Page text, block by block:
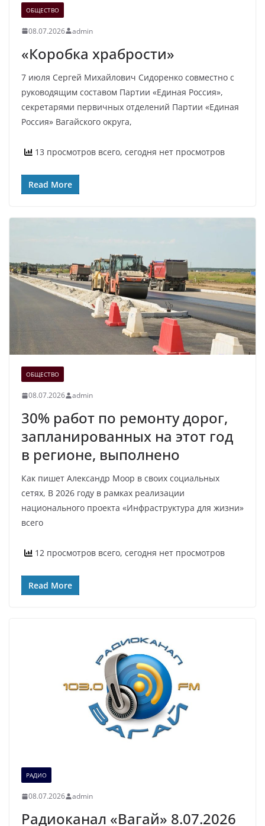
ОБЩЕСТВО
08.07.2026 admin
«Коробка храбрости»
7 июля Сергей Михайлович Сидоренко совместно с
руководящим составом Партии «Единая Россия»,
секретарями первичных отделений Партии «Единая
Россия» Вагайского округа,
13 просмотров всего, сегодня нет просмотров
Read More
ОБЩЕСТВО
08.07.2026 admin
30% работ по ремонту дорог,
запланированных на этот год
в регионе, выполнено
Как пишет Александр Моор в своих социальных
сетях, В 2026 году в рамках реализации
национального проекта «Инфраструктура для жизни»
всего
12 просмотров всего, сегодня нет просмотров
Read More
РАДИО
08.07.2026 admin
Радиоканал «Вагай» 8.07.2026